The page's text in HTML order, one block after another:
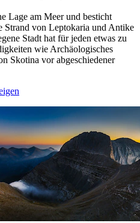
Lage am Meer und besticht
Strand von Leptokaria und Antike
Stadt hat für jeden etwas zu
wie Archäologisches
Skotina vor abgeschiedener